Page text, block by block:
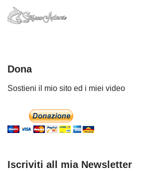
Dona
Sostieni il mio sito ed i miei video
Iscriviti all mia Newsletter